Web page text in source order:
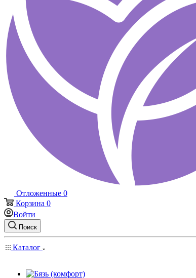
Отложенные 0
Корзина 0
Войти
Поиск
Каталог